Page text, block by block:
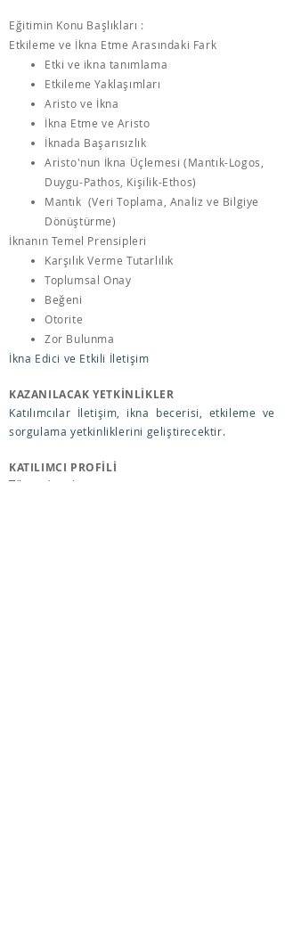
Eğitimin Konu Başlıkları :
Etkileme ve İkna Etme Arasındaki Fark
Etki ve ikna tanımlama
Etkileme Yaklaşımları
Aristo ve İkna
İkna Etme ve Aristo
İknada Başarısızlık
Aristo'nun İkna Üçlemesi (Mantık-Logos,
Duygu-Pathos, Kişilik-Ethos)
Mantık (Veri Toplama, Analiz ve Bilgiye
Dönüştürme)
İknanın Temel Prensipleri
Karşılık Verme Tutarlılık
Toplumsal Onay
Beğeni
Otorite
Zor Bulunma​
İkna Edici ve Etkili İletişim
KAZANILACAK YETKİNLİKLER
Katılımcılar İletişim, ikna becerisi, etkileme ve
sorgulama yetkinliklerini geliştirecektir.
KATILIMCI PROFİLİ